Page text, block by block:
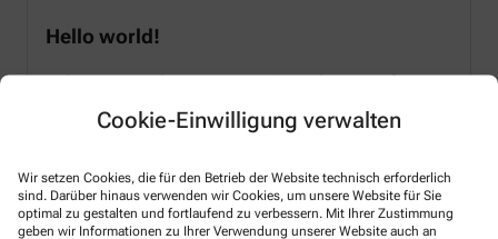
Cookie-Einwilligung verwalten
Wir setzen Cookies, die für den Betrieb der Website technisch erforderlich
sind. Darüber hinaus verwenden wir Cookies, um unsere Website für Sie
optimal zu gestalten und fortlaufend zu verbessern. Mit Ihrer Zustimmung
geben wir Informationen zu Ihrer Verwendung unserer Website auch an
Hello world!
Welcome to WordPress on Azure Sites. This is your first